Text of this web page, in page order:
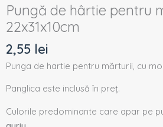
Pungă de hârtie pentru
22x31x10cm
2,55 lei
Punga de hartie pentru mărturii, cu
Panglica este inclusă în preț.
Culorile predominante care apar pe